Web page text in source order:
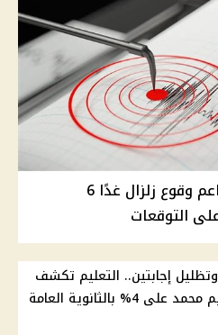
البحوث الفلكية تحسم مزاعم وقوع زلزال غدًا 6
التوقعات
إجابتين.. التعليم تكشف
بالثانوية العامة